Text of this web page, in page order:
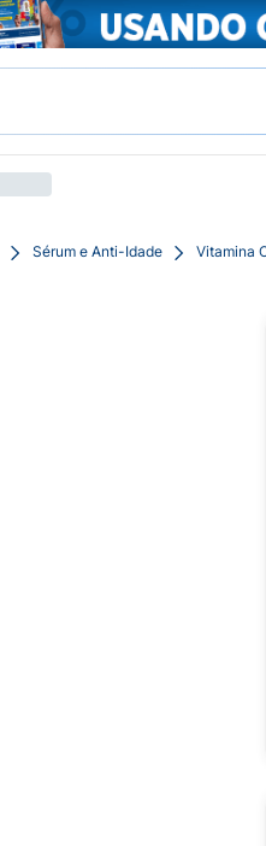
Sérum e Anti-Idade Vitamina